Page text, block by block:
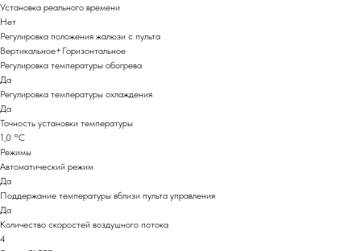
Установка реального времени
Нет
Регулировка положения жалюзи с пульта
Вертикальное+Горизонтальное
Регулировка температуры обогрева
Да
Регулировка температуры охлаждения
Да
Точность установки температуры
1,0 °С
Режимы
Автоматический режим
Да
Поддержание температуры вблизи пульта управления
Да
Количество скоростей воздушного потока
4